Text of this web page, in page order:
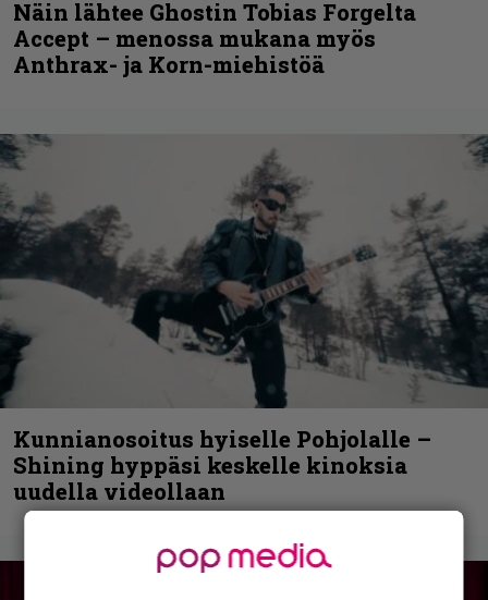
Näin lähtee Ghostin Tobias Forgelta
Accept – menossa mukana myös
Anthrax- ja Korn-miehistöä
Kunnianosoitus hyiselle Pohjolalle –
Shining hyppäsi keskelle kinoksia
uudella videollaan